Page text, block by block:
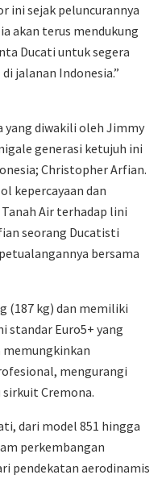
ini sejak peluncurannya
akan terus mendukung
Ducati untuk segera
jalanan Indonesia.”
yang diwakili oleh Jimmy
generasi ketujuh ini
Christopher Arfian.
kepercayaan dan
Air terhadap lini
seorang Ducatisti
bersama
(187 kg) dan memiliki
standar Euro5+ yang
mengurangi
Cremona.
dari model 851 hingga
perkembangan
pendekatan aerodinamis